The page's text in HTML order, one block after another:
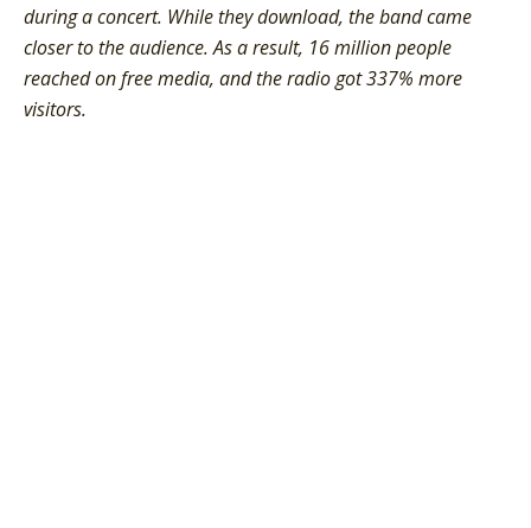
during a concert. While they download, the band came
closer to the audience. As a result, 16 million people
reached on free media, and the radio got 337% more
visitors.